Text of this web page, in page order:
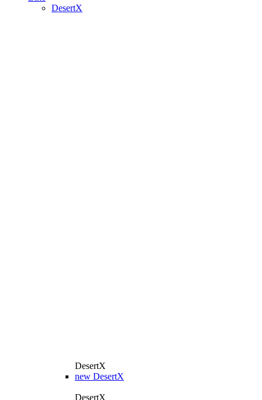
DesertX
DesertX
new DesertX
DesertX